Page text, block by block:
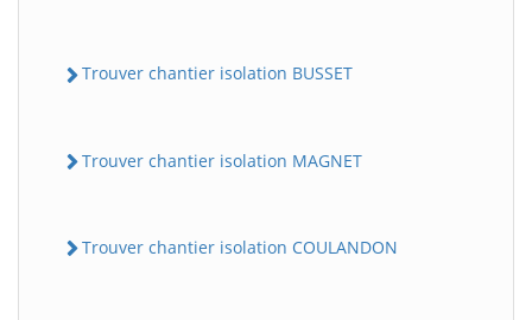
Trouver chantier isolation BUSSET
Trouver chantier isolation MAGNET
Trouver chantier isolation COULANDON